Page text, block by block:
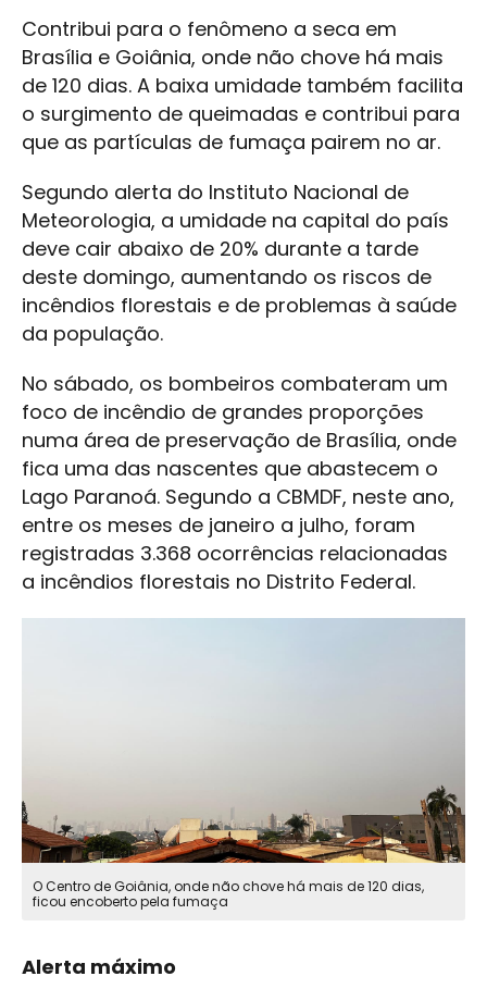
Contribui para o fenômeno a seca em
Brasília e Goiânia, onde não chove há mais
de 120 dias. A baixa umidade também facilita
o surgimento de queimadas e contribui para
que as partículas de fumaça pairem no ar.
Segundo alerta do Instituto Nacional de
Meteorologia, a umidade na capital do país
deve cair abaixo de 20% durante a tarde
deste domingo, aumentando os riscos de
incêndios florestais e de problemas à saúde
da população.
No sábado, os bombeiros combateram um
foco de incêndio de grandes proporções
numa área de preservação de Brasília, onde
fica uma das nascentes que abastecem o
Lago Paranoá. Segundo a CBMDF, neste ano,
entre os meses de janeiro a julho, foram
registradas 3.368 ocorrências relacionadas
a incêndios florestais no Distrito Federal.
O Centro de Goiânia, onde não chove há mais de 120 dias,
ficou encoberto pela fumaça
Alerta máximo